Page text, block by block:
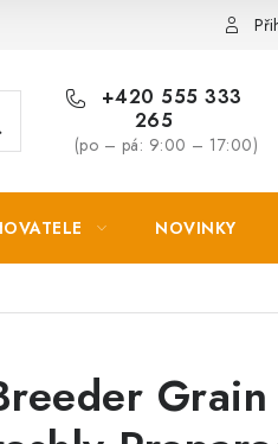
+420 555 333
265
(po – pá: 9:00 – 17:00)
NOVINKY